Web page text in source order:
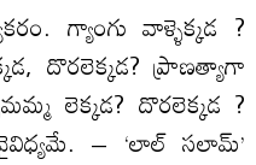
గ్యాంగు వాళ్ళెక్కడ ?
దొరలెక్కడ? ప్రాణత్యాగా
లెక్కడ? దొరలెక్కడ ?
– ‘లాల్‌ సలామ్‌’